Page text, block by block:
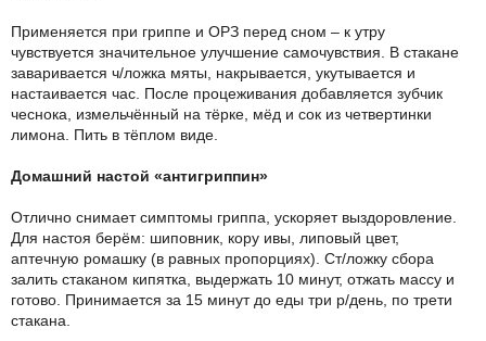
Применяется при гриппе и ОРЗ перед сном – к утру
чувствуется значительное улучшение самочувствия. В стакане
заваривается ч/ложка мяты, накрывается, укутывается и
настаивается час. После процеживания добавляется зубчик
чеснока, измельчённый на тёрке, мёд и сок из четвертинки
лимона. Пить в тёплом виде.
Домашний настой «антигриппин»
Отлично снимает симптомы гриппа, ускоряет выздоровление.
Для настоя берём: шиповник, кору ивы, липовый цвет,
аптечную ромашку (в равных пропорциях). Ст/ложку сбора
залить стаканом кипятка, выдержать 10 минут, отжать массу и
готово. Принимается за 15 минут до еды три р/день, по трети
стакана.